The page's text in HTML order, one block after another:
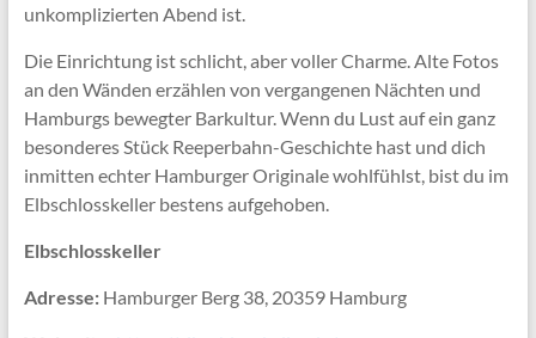
unkomplizierten Abend ist.
Die Einrichtung ist schlicht, aber voller Charme. Alte Fotos
an den Wänden erzählen von vergangenen Nächten und
Hamburgs bewegter Barkultur. Wenn du Lust auf ein ganz
besonderes Stück Reeperbahn-Geschichte hast und dich
inmitten echter Hamburger Originale wohlfühlst, bist du im
Elbschlosskeller bestens aufgehoben.
Elbschlosskeller
Adresse:Hamburger Berg 38, 20359 Hamburg